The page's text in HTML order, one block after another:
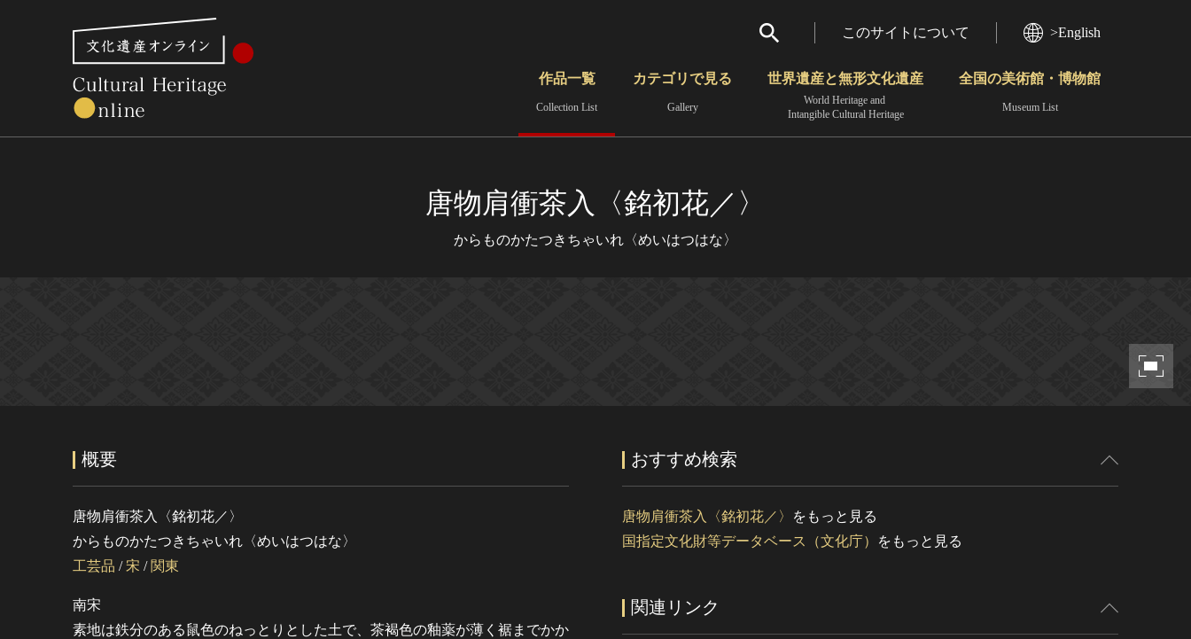
さらに詳細検索
このサイトについて >English
作品一覧
Collection List
カテゴリで見る
Gallery
世界遺産と無形文化遺産
World Heritage and
Intangible Cultural Heritage
全国の美術館・博物館
Museum List
唐物肩衝茶入〈銘初花／〉
からものかたつきちゃいれ〈めいはつはな〉
概要
唐物肩衝茶入〈銘初花／〉
からものかたつきちゃいれ〈めいはつはな〉
工芸品 /宋 / 関東
南宋
素地は鉄分のある鼠色のねっとりとした土で、茶褐色の釉薬が薄く裾までかか
おすすめ検索
唐物肩衝茶入〈銘初花／〉
をもっと見る
国指定文化財等データベース（文化庁）
をもっと見る
関連リンク